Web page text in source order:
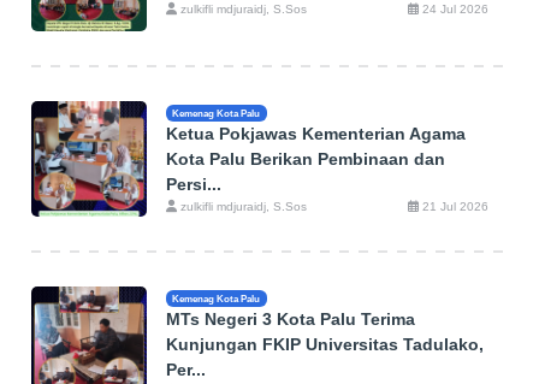
zulkifli mdjuraidj, S.Sos 24 Jul 2026
Kemenag Kota Palu
Ketua Pokjawas Kementerian Agama
Kota Palu Berikan Pembinaan dan
Persi...
zulkifli mdjuraidj, S.Sos 21 Jul 2026
Kemenag Kota Palu
MTs Negeri 3 Kota Palu Terima
Kunjungan FKIP Universitas Tadulako,
Per...